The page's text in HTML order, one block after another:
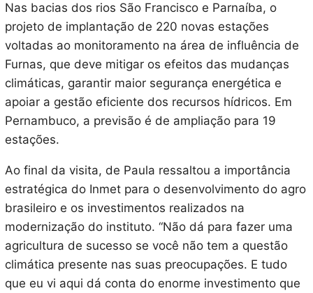
Nas bacias dos rios São Francisco e Parnaíba, o
projeto de implantação de 220 novas estações
voltadas ao monitoramento na área de influência de
Furnas, que deve mitigar os efeitos das mudanças
climáticas, garantir maior segurança energética e
apoiar a gestão eficiente dos recursos hídricos. Em
Pernambuco, a previsão é de ampliação para 19
estações.
Ao final da visita, de Paula ressaltou a importância
estratégica do Inmet para o desenvolvimento do agro
brasileiro e os investimentos realizados na
modernização do instituto. “Não dá para fazer uma
agricultura de sucesso se você não tem a questão
climática presente nas suas preocupações. E tudo
que eu vi aqui dá conta do enorme investimento que